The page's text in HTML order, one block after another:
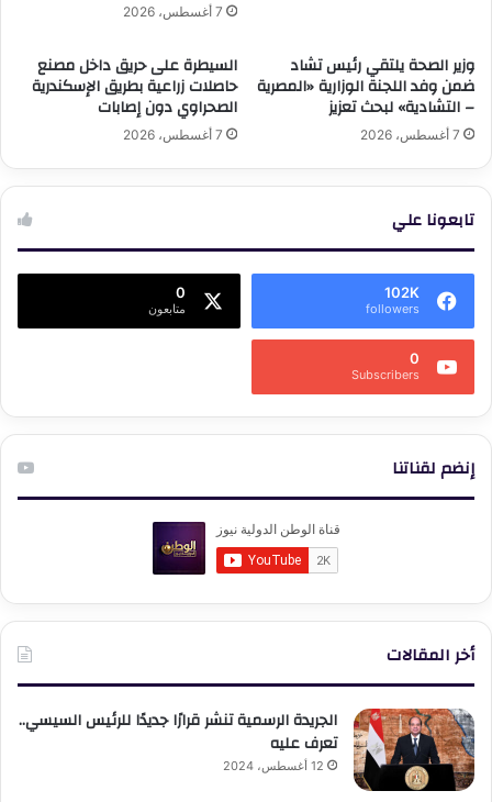
7 أغسطس، 2026
وزير الصحة يلتقي رئيس تشاد
ضمن وفد اللجنة الوزارية «المصرية
– التشادية» لبحث تعزيز
7 أغسطس، 2026
السيطرة على حريق داخل مصنع
حاصلات زراعية بطريق الإسكندرية
الصحراوي دون إصابات
7 أغسطس، 2026
تابعونا علي
102K
followers
0
متابعون
0
Subscribers
إنضم لقناتنا
أخر المقالات
الجريدة الرسمية تنشر قرارًا جديدًا للرئيس السيسي..
تعرف عليه
12 أغسطس، 2024